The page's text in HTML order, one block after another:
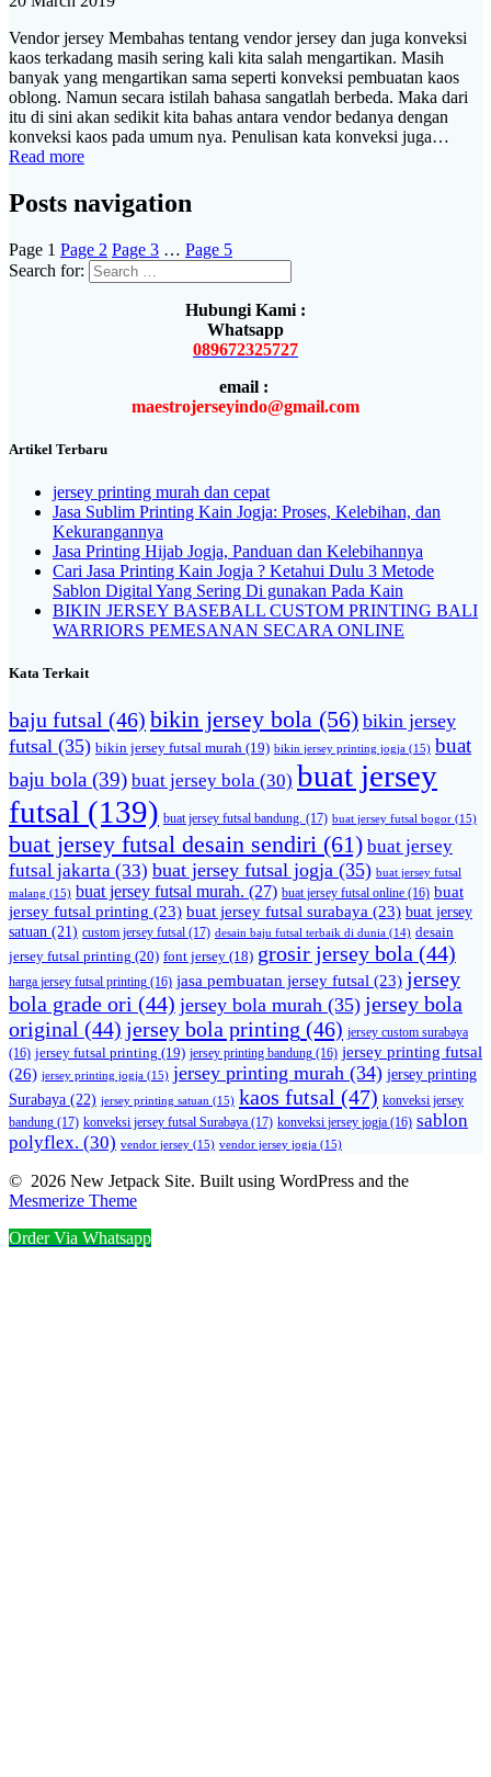
Vendor jersey Membahas tentang vendor jersey dan juga konveksi
kaos terkadang masih sering kali kita salah mengartikan. Masih
banyak yang mengartikan sama seperti konveksi pembuatan kaos
oblong. Namun secara istilah bahasa sangatlah berbeda. Maka dari
itu di sini akan sedikit kita bahas antara vendor bedanya dengan
konveksi kaos pada umum nya. Penulisan kata konveksi juga…
Read more
Posts navigation
Page 1 Page 2 Page 3 … Page 5
Search for:
Hubungi Kami :
Whatsapp
089672325727
email :
maestrojerseyindo@gmail.com
Artikel Terbaru
jersey printing murah dan cepat
Jasa Sublim Printing Kain Jogja: Proses, Kelebihan, dan
Kekurangannya
Jasa Printing Hijab Jogja, Panduan dan Kelebihannya
Cari Jasa Printing Kain Jogja ? Ketahui Dulu 3 Metode
Sablon Digital Yang Sering Di gunakan Pada Kain
BIKIN JERSEY BASEBALL CUSTOM PRINTING BALI
WARRIORS PEMESANAN SECARA ONLINE
Kata Terkait
baju futsal (46) bikin jersey bola (56) bikin jersey
futsal (35) bikin jersey futsal murah (19) bikin jersey printing jogja (15) buat
baju bola (39) buat jersey bola (30) buat jersey
futsal (139) buat jersey futsal bandung. (17) buat jersey futsal bogor (15)
buat jersey futsal desain sendiri (61) buat jersey
futsal jakarta (33) buat jersey futsal jogja (35) buat jersey futsal
malang (15) buat jersey futsal murah. (27) buat jersey futsal online (16) buat
jersey futsal printing (23) buat jersey futsal surabaya (23) buat jersey
satuan (21) custom jersey futsal (17) desain baju futsal terbaik di dunia (14) desain
jersey futsal printing (20) font jersey (18) grosir jersey bola (44)
harga jersey futsal printing (16) jasa pembuatan jersey futsal (23) jersey
bola grade ori (44) jersey bola murah (35) jersey bola
original (44) jersey bola printing (46) jersey custom surabaya
(16) jersey futsal printing (19) jersey printing bandung (16) jersey printing futsal
(26) jersey printing jogja (15) jersey printing murah (34) jersey printing
Surabaya (22) jersey printing satuan (15) kaos futsal (47) konveksi jersey
bandung (17) konveksi jersey futsal Surabaya (17) konveksi jersey jogja (16) sablon
polyflex. (30) vendor jersey (15) vendor jersey jogja (15)
© 2026 New Jetpack Site. Built using WordPress and the
Mesmerize Theme
Order Via Whatsapp